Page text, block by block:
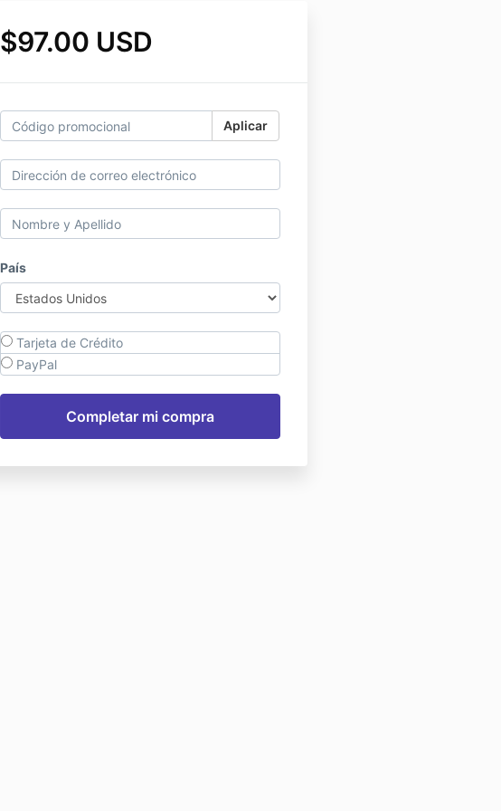
$97.00 USD
Aplicar
País
Tarjeta de Crédito
PayPal